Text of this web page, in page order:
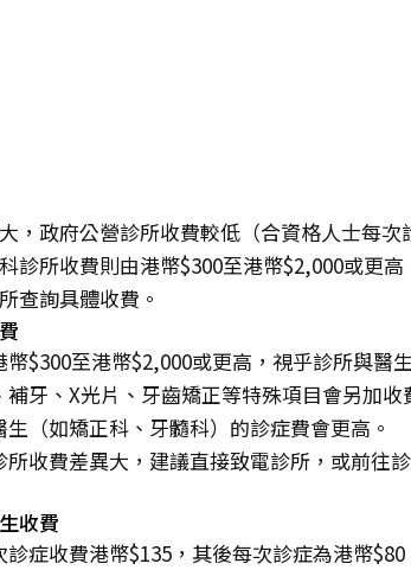
，政府公營診所收費較低（合資格人士每
診所收費則由港幣$300至港幣$2,000或更
查詢具體收費。
$300至港幣$2,000或更高，視乎診所與醫
牙、X光片、牙齒矯正等特殊項目會另加收
（如矯正科、牙髓科）的診症費會更高。
收費差異大，建議直接致電診所，或前往
收費
症收費港幣$135，其後每次診症為港幣$80